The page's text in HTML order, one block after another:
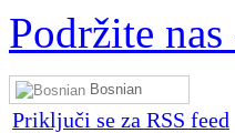
Podržite
Bosnian
Priključi se za RSS feed